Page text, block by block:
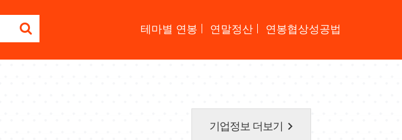
테마별 연봉 연말정산 연봉협상성공법
기업정보 더보기 keyboard_arrow_right